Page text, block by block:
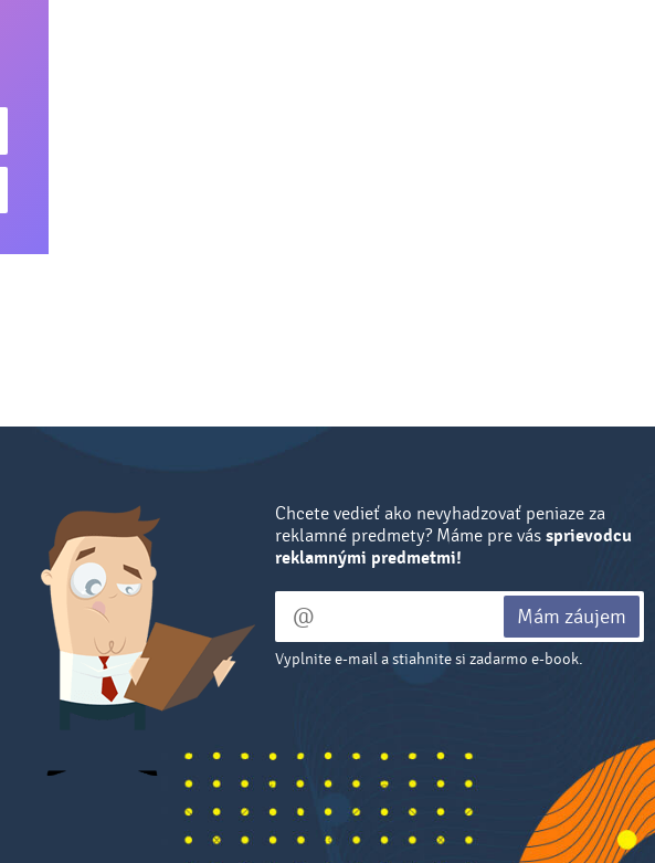
Chcete vedieť ako nevyhadzovať peniaze za
reklamné predmety? Máme pre vás sprievodcu
reklamnými predmetmi!
Mám záujem
Vyplnite e-mail a stiahnite si zadarmo e-book.